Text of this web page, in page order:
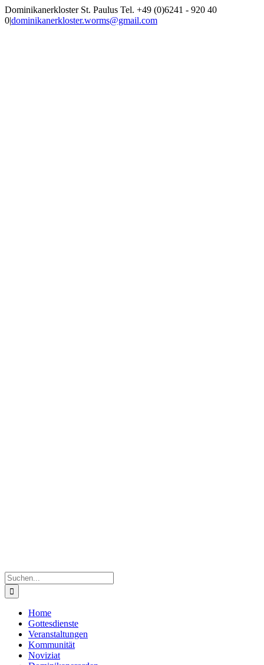
Zum
Inhalt
Dominikanerkloster St. Paulus Tel. +49 (0)6241 - 920 40
0|dominikanerkloster.worms@gmail.com
Suche
nach:
Home
Gottesdienste
Veranstaltungen
Kommunität
Noviziat